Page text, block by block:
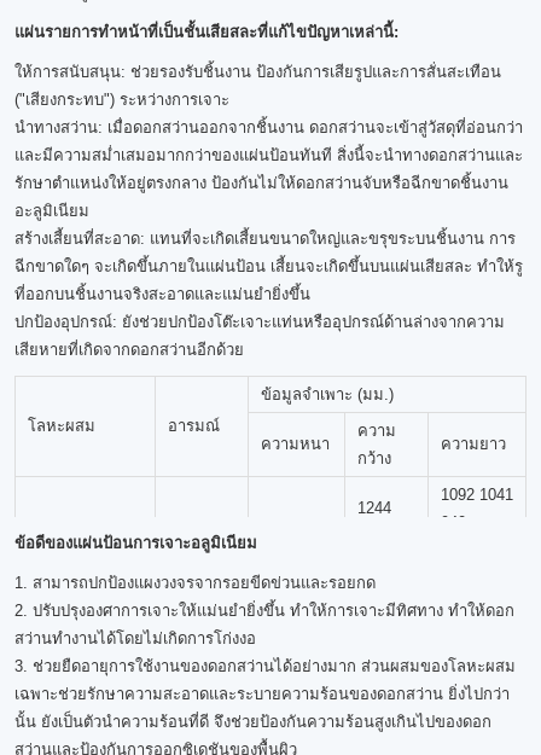
แผ่นรายการทำหน้าที่เป็นชั้นเสียสละที่แก้ไขปัญหาเหล่านี้:
ให้การสนับสนุน: ช่วยรองรับชิ้นงาน ป้องกันการเสียรูปและการสั่นสะเทือน
("เสียงกระทบ") ระหว่างการเจาะ
นำทางสว่าน: เมื่อดอกสว่านออกจากชิ้นงาน ดอกสว่านจะเข้าสู่วัสดุที่อ่อนกว่า
และมีความสม่ำเสมอมากกว่าของแผ่นป้อนทันที สิ่งนี้จะนำทางดอกสว่านและ
รักษาตำแหน่งให้อยู่ตรงกลาง ป้องกันไม่ให้ดอกสว่านจับหรือฉีกขาดชิ้นงาน
อะลูมิเนียม
สร้างเสี้ยนที่สะอาด: แทนที่จะเกิดเสี้ยนขนาดใหญ่และขรุขระบนชิ้นงาน การ
ฉีกขาดใดๆ จะเกิดขึ้นภายในแผ่นป้อน เสี้ยนจะเกิดขึ้นบนแผ่นเสียสละ ทำให้รู
ที่ออกบนชิ้นงานจริงสะอาดและแม่นยำยิ่งขึ้น
ปกป้องอุปกรณ์: ยังช่วยปกป้องโต๊ะเจาะแท่นหรืออุปกรณ์ด้านล่างจากความ
เสียหายที่เกิดจากดอกสว่านอีกด้วย
โลหะผสม อารมณ์
ข้อมูลจำเพาะ (มม.)
ความหนา
ความ
กว้าง
ความยาว
1100/3003/3105
เอช19
1244
1092 1041
940
ข้อดีของแผ่นป้อนการเจาะอลูมิเนียม
1. สามารถปกป้องแผงวงจรจากรอยขีดข่วนและรอยกด
2. ปรับปรุงองศาการเจาะให้แม่นยำยิ่งขึ้น ทำให้การเจาะมีทิศทาง ทำให้ดอก
สว่านทำงานได้โดยไม่เกิดการโก่งงอ
3. ช่วยยืดอายุการใช้งานของดอกสว่านได้อย่างมาก ส่วนผสมของโลหะผสม
เฉพาะช่วยรักษาความสะอาดและระบายความร้อนของดอกสว่าน ยิ่งไปกว่า
นั้น ยังเป็นตัวนำความร้อนที่ดี จึงช่วยป้องกันความร้อนสูงเกินไปของดอก
สว่านและป้องกันการออกซิเดชันของพื้นผิว